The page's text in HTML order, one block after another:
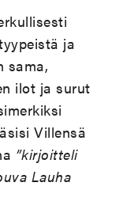
ja
sama,
ilot ja surut
Villensä
”kirjoitteli
Lauha